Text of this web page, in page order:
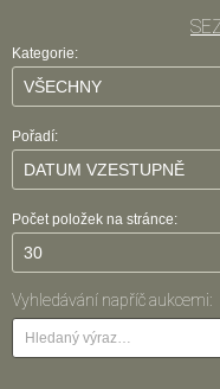
Kategorie:
Pořadí:
Počet položek na stránce:
Vyhledávání napříč aukcemi: